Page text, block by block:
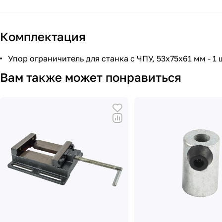
Комплектация
Упор ограничитель для станка с ЧПУ, 53х75х61 мм - 1
Вам также может понравиться